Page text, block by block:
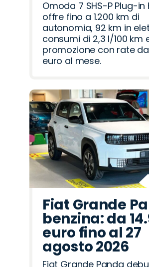
Omoda 7 SHS-P Plug-in
offre fino a 1.200 km di
autonomia, 92 km in
consumi di 2,3 l/100 km
promozione con rate da
euro al mese.
Fiat Grande
benzina: da
euro fino al 27
agosto 2026
Fiat Grande Panda